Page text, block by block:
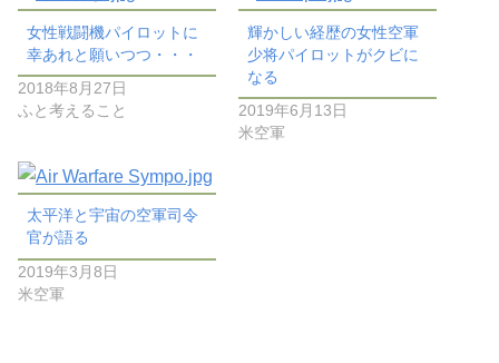
女性戦闘機パイロットに
幸あれと願いつつ・・・
2018年8月27日
ふと考えること
輝かしい経歴の女性空軍
少将パイロットがクビに
なる
2019年6月13日
米空軍
太平洋と宇宙の空軍司令
官が語る
2019年3月8日
米空軍